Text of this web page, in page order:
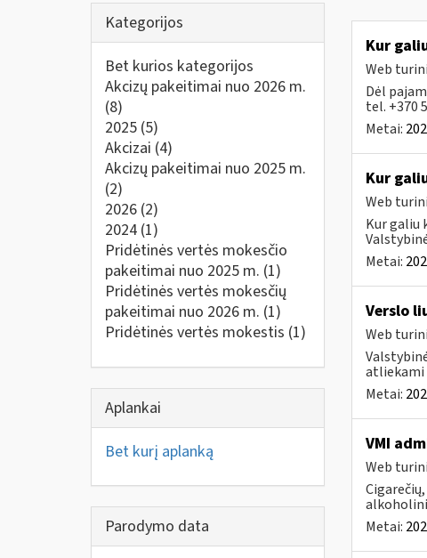
Kategorijos
Bet kurios kategorijos
Akcizų pakeitimai nuo 2026 m.
(8)
2025 (5)
Akcizai (4)
Akcizų pakeitimai nuo 2025 m.
(2)
2026 (2)
2024 (1)
Pridėtinės vertės mokesčio
pakeitimai nuo 2025 m. (1)
Pridėtinės vertės mokesčių
pakeitimai nuo 2026 m. (1)
Pridėtinės vertės mokestis (1)
Aplankai
Bet kurį aplanką
Parodymo data
Kur
Web
Dėl
tel. +370
Metai:
Kur
Web
Kur galiu
Metai:
Verslo
Web
atliekami
Metai:
VMI
Web
Metai: